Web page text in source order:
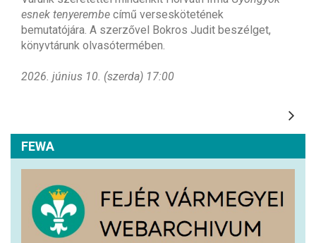
esnek tenyerembe című verseskötetének
bemutatójára. A szerzővel Bokros Judit beszélget,
könyvtárunk olvasótermében.
2026. június 10. (szerda) 17:00
FEWA